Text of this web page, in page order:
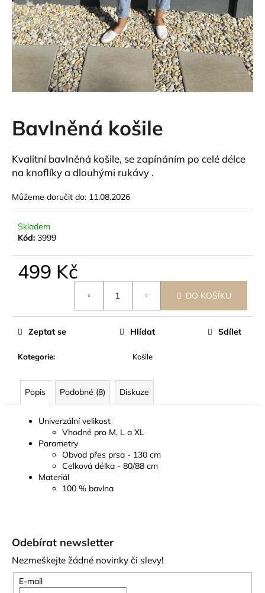
Bavlněná košile
Kvalitní bavlněná košile, se zapínáním po celé délce
na knoflíky a dlouhými rukávy .
Můžeme doručit do: 11.08.2026
Skladem
Kód: 3999
499 Kč
DO KOŠÍKU
Kategorie: Košile
Zeptat se Hlídat Sdílet
Popis Podobné (8) Diskuze
Univerzální velikost
Vhodné pro M, L a XL
Parametry
Obvod přes prsa - 130 cm
Celková délka - 80/88 cm
Materiál
100 % bavlna
a
j
í
t
?
HLEDAT
o
o
u
u
m
Odebírat newsletter
Nezmeškejte žádné novinky či slevy!
E-mail